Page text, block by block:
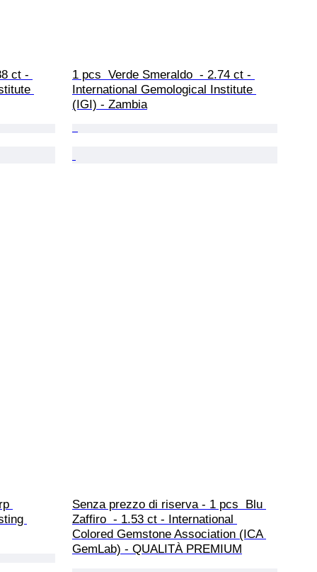
ct -
1 pcs  Verde Smeraldo  - 2.74 ct -
International Gemological Institute
(IGI) - Zambia
Senza prezzo di riserva - 1 pcs  Blu
Zaffiro  - 1.53 ct - International
Colored Gemstone Association (ICA
GemLab) - QUALITÀ PREMIUM